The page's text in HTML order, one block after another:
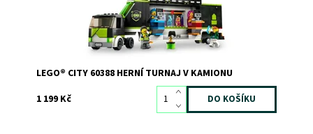
LEGO® CITY 60388 HERNÍ TURNAJ V KAMIONU
1 199 Kč